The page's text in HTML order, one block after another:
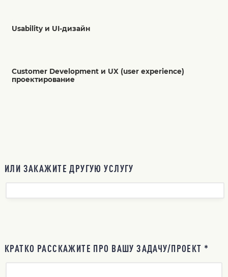
Usability и UI-дизайн
Customer Development и UX (user experience)
проектирование
ИЛИ ЗАКАЖИТЕ ДРУГУЮ УСЛУГУ
КРАТКО РАССКАЖИТЕ ПРО ВАШУ ЗАДАЧУ/ПРОЕКТ *